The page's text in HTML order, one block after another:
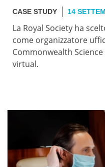
CASE STUDY 14
La Royal Society ha
come organizzatore
Commonwealth
virtual.